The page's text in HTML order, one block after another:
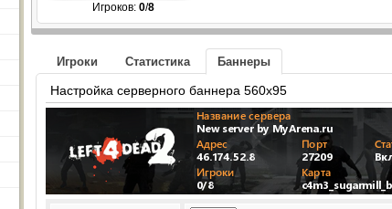
Игроков: 0/8
Игроки Статистика Баннеры
Настройка серверного баннера 560x95